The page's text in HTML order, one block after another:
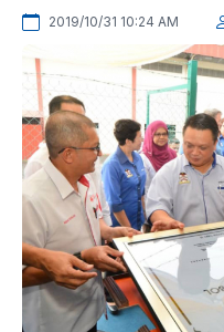
2019/10/31 10:24 AM